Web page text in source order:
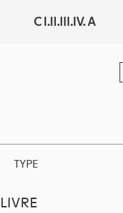
C I.II.III.IV. A
TYPE
LIVRE